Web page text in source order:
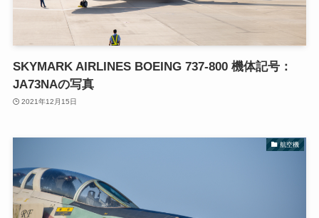
SKYMARK AIRLINES BOEING 737-800 機体記号：
JA73NAの写真
2021年12月15日
航空機